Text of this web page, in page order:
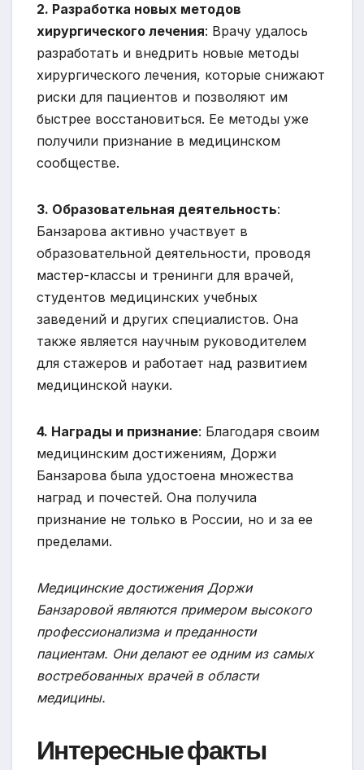
2. Разработка новых методов
хирургического лечения: Врачу удалось
разработать и внедрить новые методы
хирургического лечения, которые снижают
риски для пациентов и позволяют им
быстрее восстановиться. Ее методы уже
получили признание в медицинском
сообществе.
3. Образовательная деятельность:
Банзарова активно участвует в
образовательной деятельности, проводя
мастер-классы и тренинги для врачей,
студентов медицинских учебных
заведений и других специалистов. Она
также является научным руководителем
для стажеров и работает над развитием
медицинской науки.
4. Награды и признание: Благодаря своим
медицинским достижениям, Доржи
Банзарова была удостоена множества
наград и почестей. Она получила
признание не только в России, но и за ее
пределами.
Медицинские достижения Доржи
Банзаровой являются примером высокого
профессионализма и преданности
пациентам. Они делают ее одним из самых
востребованных врачей в области
медицины.
Интересные факты